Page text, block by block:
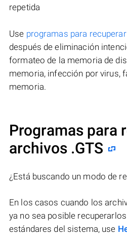
repetida
Use programas para
después de eliminación
formateo de la memoria de
memoria, infección por virus,
memoria.
Programas para
archivos .GTS
¿Está buscando un modo de
En los casos cuando los
ya no sea posible
estándares del sistema, use